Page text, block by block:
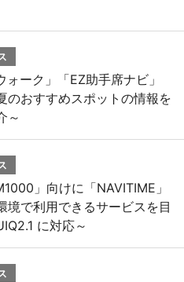
ォーク」「EZ助手席ナビ」
のおすすめスポットの情報を
～
」向けに「NAVITIME」
境で利用できるサービスを目
に対応～